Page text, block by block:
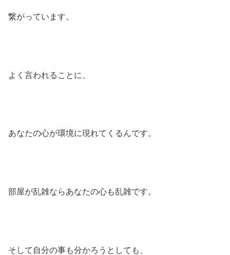
繋がっています。
よく言われることに、
あなたの心が環境に現れてくるんです。
部屋が乱雑ならあなたの心も乱雑です。
そして自分の事も分かろうとしても、